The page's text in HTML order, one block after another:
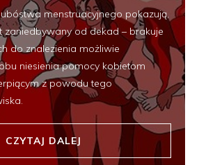
menstruacyjnego pokazują,
zaniedbywany od dekad – brakuje
do znalezienia możliwie
niesienia pomocy kobietom
z powodu tego
CZYTAJ DALEJ